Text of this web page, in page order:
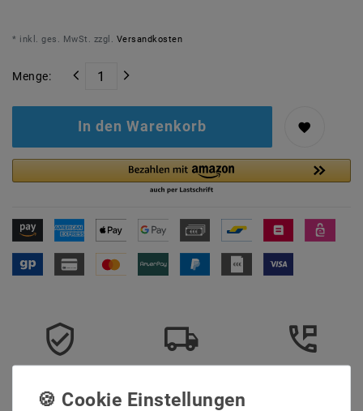
* inkl. ges. MwSt. zzgl. Versandkosten
Menge:
In den Warenkorb
einkaufen
Lieferung